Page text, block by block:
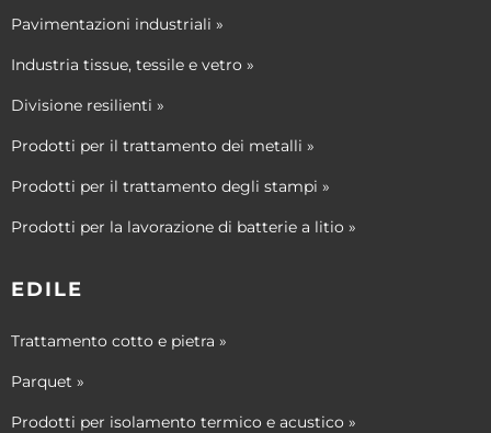
Pavimentazioni industriali »
Industria tissue, tessile e vetro »
Divisione resilienti »
Prodotti per il trattamento dei metalli »
Prodotti per il trattamento degli stampi »
Prodotti per la lavorazione di batterie a litio »
EDILE
Trattamento cotto e pietra »
Parquet »
Prodotti per isolamento termico e acustico »